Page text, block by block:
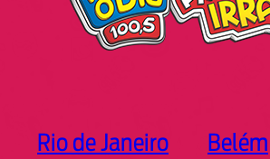
Rio de Janeiro Belém